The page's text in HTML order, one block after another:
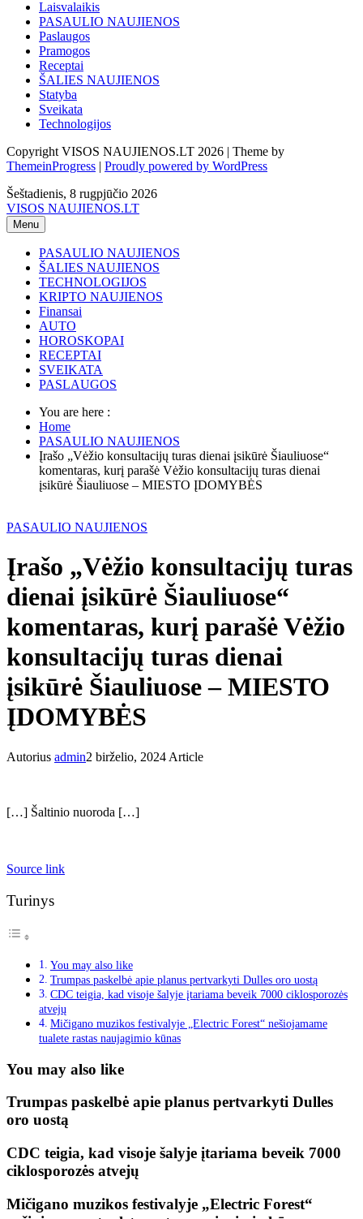
Laisvalaikis
PASAULIO NAUJIENOS
Paslaugos
Pramogos
Receptai
ŠALIES NAUJIENOS
Statyba
Sveikata
Technologijos
Copyright VISOS NAUJIENOS.LT 2026 | Theme by
ThemeinProgress | Proudly powered by WordPress
Šeštadienis, 8 rugpjūčio 2026
VISOS NAUJIENOS.LT
Menu
PASAULIO NAUJIENOS
ŠALIES NAUJIENOS
TECHNOLOGIJOS
KRIPTO NAUJIENOS
Finansai
AUTO
HOROSKOPAI
RECEPTAI
SVEIKATA
PASLAUGOS
You are here :
Home
PASAULIO NAUJIENOS
Įrašo „Vėžio konsultacijų turas dienai įsikūrė Šiauliuose“
komentaras, kurį parašė Vėžio konsultacijų turas dienai
įsikūrė Šiauliuose – MIESTO ĮDOMYBĖS
PASAULIO NAUJIENOS
Įrašo „Vėžio konsultacijų turas
dienai įsikūrė Šiauliuose“
komentaras, kurį parašė Vėžio
konsultacijų turas dienai
įsikūrė Šiauliuose – MIESTO
ĮDOMYBĖS
Autorius admin2 birželio, 2024 Article
[…] Šaltinio nuoroda […]
Source link
Turinys
You may also like
Trumpas paskelbė apie planus pertvarkyti Dulles oro uostą
CDC teigia, kad visoje šalyje įtariama beveik 7000 ciklosporozės
atvejų
Mičigano muzikos festivalyje „Electric Forest“ nešiojamame
tualete rastas naujagimio kūnas
You may also like
Trumpas paskelbė apie planus pertvarkyti Dulles
oro uostą
CDC teigia, kad visoje šalyje įtariama beveik 7000
ciklosporozės atvejų
Mičigano muzikos festivalyje „Electric Forest“